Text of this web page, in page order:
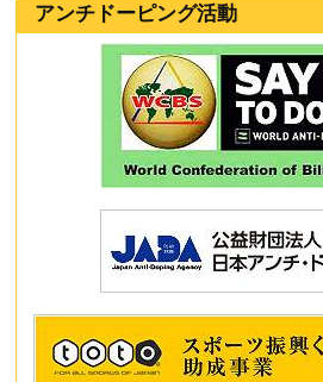
アンチドーピング活動